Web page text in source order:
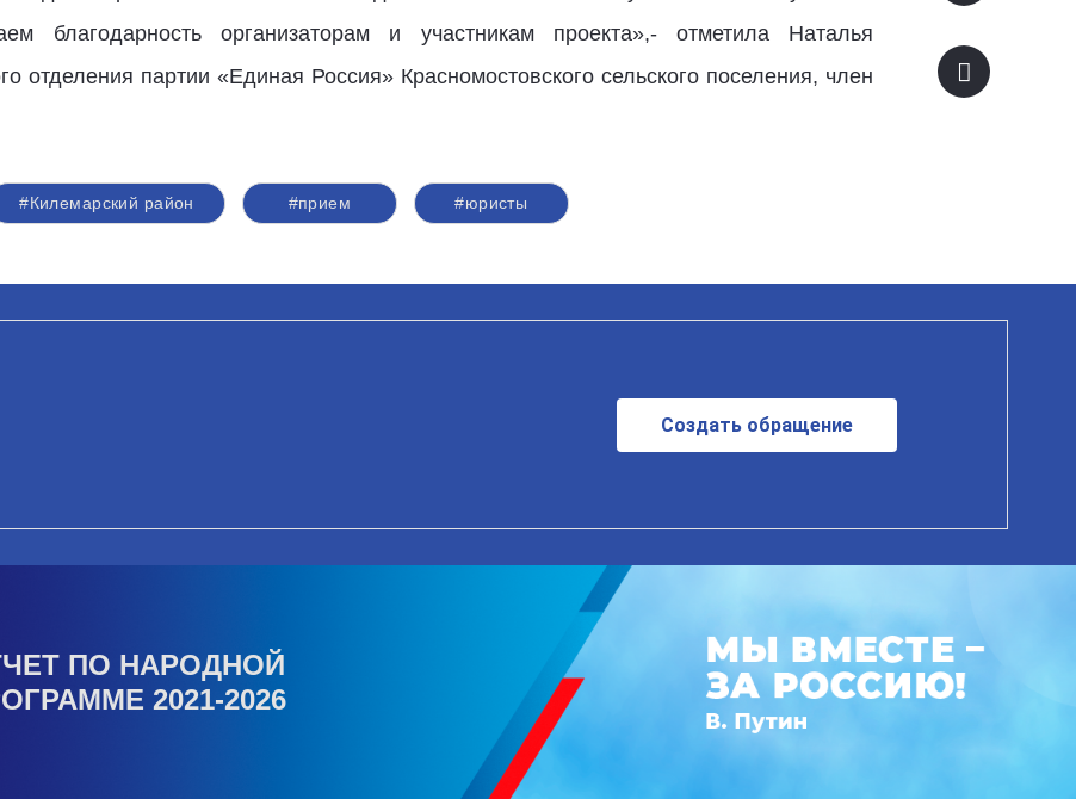
благодарность организаторам и участникам проекта»,- отметила Наталья
отделения партии «Единая Россия» Красномостовского сельского поселения, член
#Килемарский район #прием #юристы
Создать обращение
ПО НАРОДНОЙ
2021-2026